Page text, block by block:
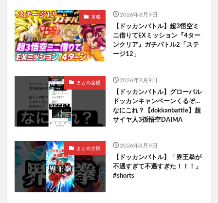
攻略 2026年8月9日
【ドッカンバトル】超3悟空ミ
ニ借りてEXミッション『4ター
ンクリア』ガチバトル2「ステ
ージ12」
まとめ全般 2026年8月9日
【ドッカンバトル】グローバル
ドッカンキャンペーンくるぞ…
なにこれ？【dokkanbattle】超
サイヤ人3孫悟空DAIMA
まとめ全般 2026年8月9日
【ドッカンバトル】「界王拳が
不遇すぎて不遇すぎた！！！」
#shorts